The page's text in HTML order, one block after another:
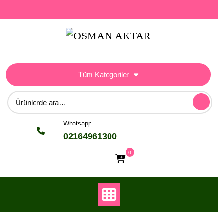
Tüm Kategoriler
Ara:
Whatsapp
02164961300
0